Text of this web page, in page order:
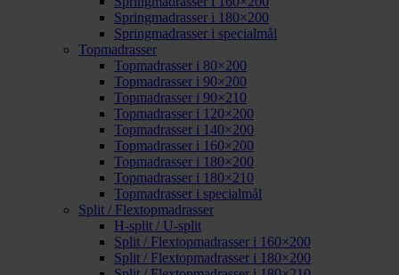
Springmadrasser i 180×200
Springmadrasser i specialmål
Topmadrasser
Topmadrasser i 80×200
Topmadrasser i 90×200
Topmadrasser i 90×210
Topmadrasser i 120×200
Topmadrasser i 140×200
Topmadrasser i 160×200
Topmadrasser i 180×200
Topmadrasser i 180×210
Topmadrasser i specialmål
Split / Flextopmadrasser
H-split / U-split
Split / Flextopmadrasser i 160×200
Split / Flextopmadrasser i 180×200